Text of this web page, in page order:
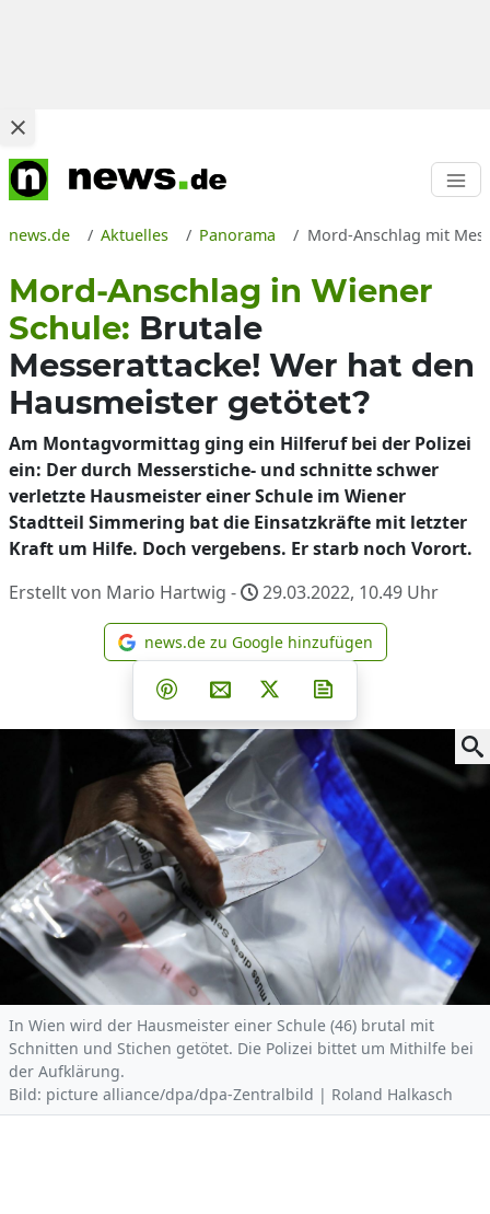
news.de Aktuelles Panorama Mord-Anschlag mit
Mord-Anschlag in Wiener
Schule: Brutale
Messerattacke! Wer hat den
Hausmeister getötet?
Am Montagvormittag ging ein Hilferuf bei der Polizei
ein: Der durch Messerstiche- und schnitte schwer
verletzte Hausmeister einer Schule im Wiener
Stadtteil Simmering bat die Einsatzkräfte mit letzter
Kraft um Hilfe. Doch vergebens. Er starb noch Vorort.
Erstellt von Mario Hartwig -
29.03.2022, 10.49 Uhr
news.de zu Google
news.de zu Google hinzufügen
Teilen auf Facebook
Teilen auf Whatsapp
Teilen auf Telegram
Teilen auf Pinterest
Per E-Mail teilen
Post auf X
In Wien wird der Hausmeister einer Schule (46) brutal mit
Schnitten und Stichen getötet. Die Polizei bittet um Mithilfe bei
der Aufklärung.
Bild: picture alliance/dpa/dpa-Zentralbild | Roland Halkasch